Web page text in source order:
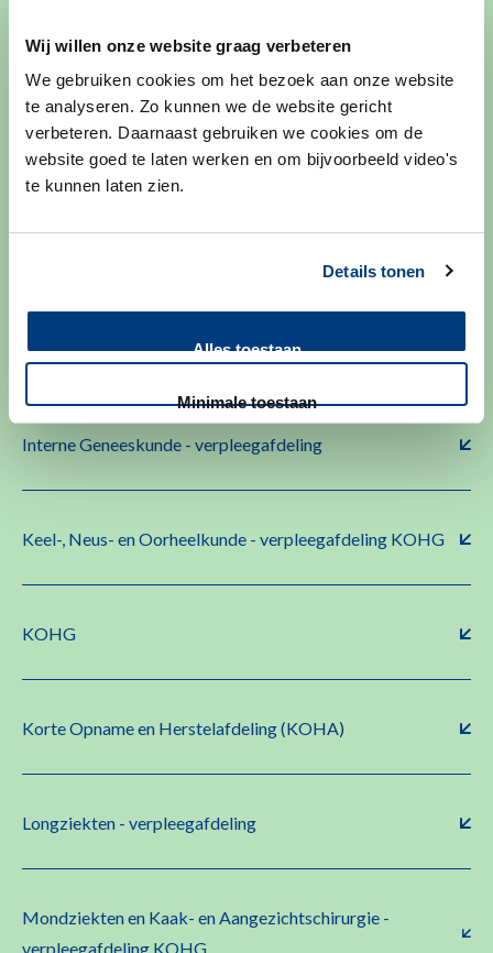
Wij willen onze website graag verbeteren
We gebruiken cookies om het bezoek aan onze website
te analyseren. Zo kunnen we de website gericht
verbeteren. Daarnaast gebruiken we cookies om de
website goed te laten werken en om bijvoorbeeld video's
te kunnen laten zien.
Details tonen
Alles toestaan
Minimale toestaan
Intensive Care Kinderen
Intensive Care Volwassenen
Interne Geneeskunde - verpleegafdeling
Keel-, Neus- en Oorheelkunde - verpleegafdeling KOHG
KOHG
Korte Opname en Herstelafdeling (KOHA)
Longziekten - verpleegafdeling
Mondziekten en Kaak- en Aangezichtschirurgie -
verpleegafdeling KOHG